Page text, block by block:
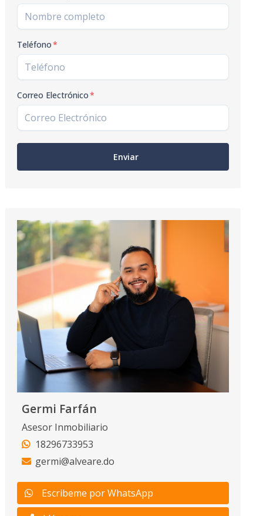
Teléfono*
Correo Electrónico*
Enviar
Germi Farfán
Asesor Inmobiliario
18296733953
germi@alveare.do
Escribeme por WhatsApp